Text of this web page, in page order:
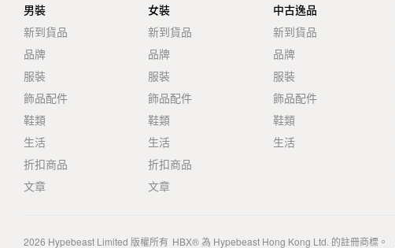
男裝
新到貨品
品牌
服裝
飾品配件
鞋類
生活
折扣商品
文章
女裝
新到貨品
品牌
服裝
飾品配件
鞋類
生活
折扣商品
文章
中古逸品
新到貨品
品牌
服裝
飾品配件
鞋類
生活
2026 Hypebeast Limited 版權所有 HBX® 為 Hypebeast Hong Kong Ltd. 的註冊商標。